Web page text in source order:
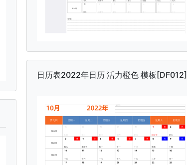
日历表2022年日历 活力橙色 模板[DF012]